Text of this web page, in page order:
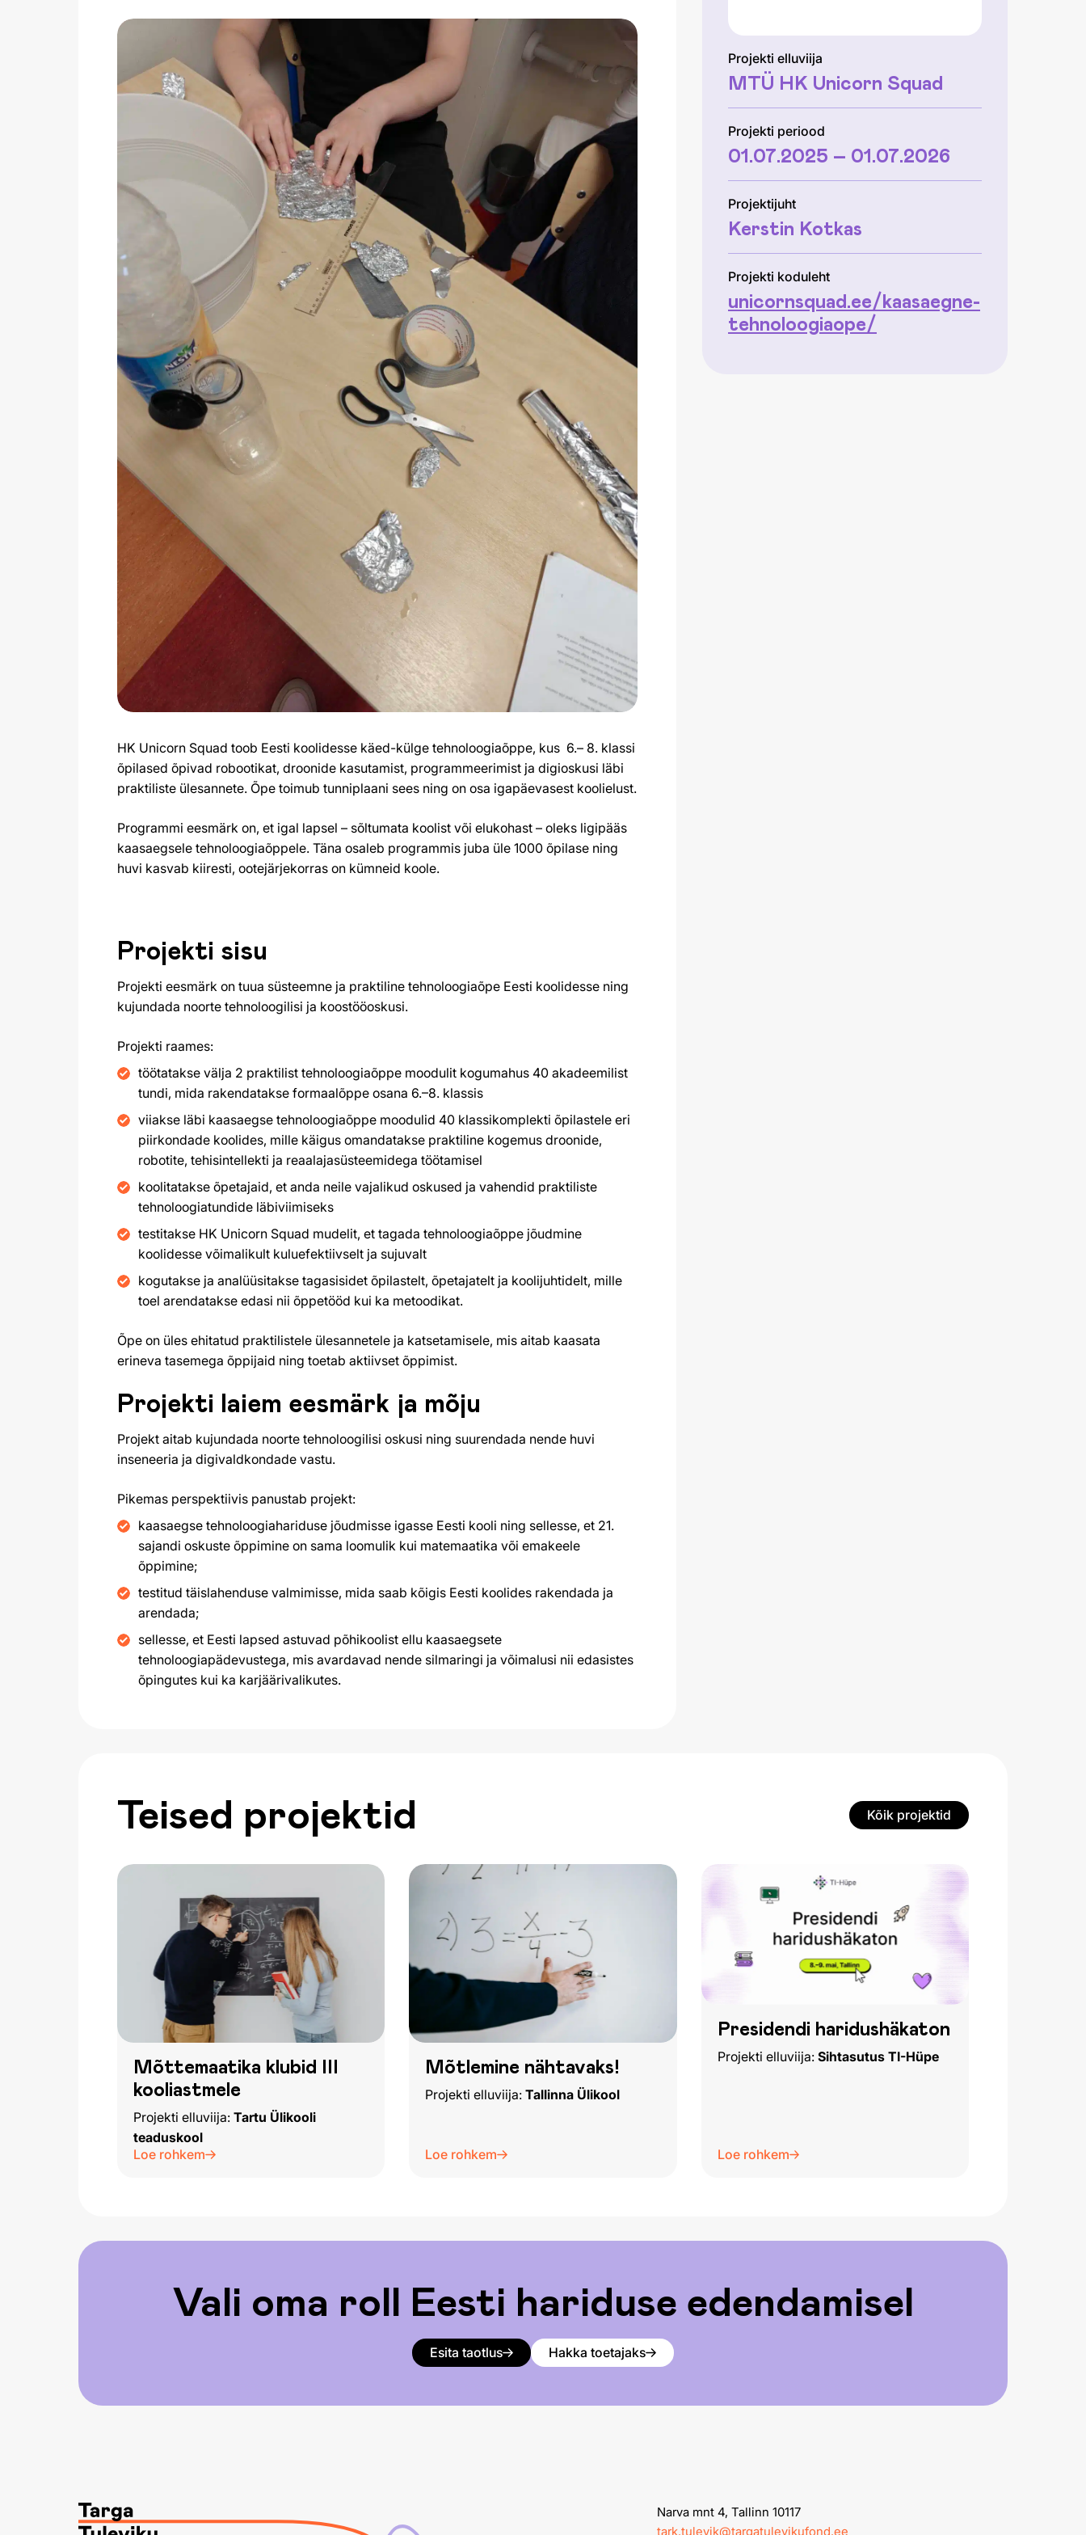
HK Unicorn Squad toob Eesti koolidesse käed-külge tehnoloogiaõppe, kus 6.– 8. klassi
õpilased õpivad robootikat, droonide kasutamist, programmeerimist ja digioskusi läbi
praktiliste ülesannete. Õpe toimub tunniplaani sees ning on osa igapäevasest koolielust.
Programmi eesmärk on, et igal lapsel – sõltumata koolist või elukohast – oleks ligipääs
kaasaegsele tehnoloogiaõppele. Täna osaleb programmis juba üle 1000 õpilase ning
huvi kasvab kiiresti, ootejärjekorras on kümneid koole.
Projekti sisu
Projekti eesmärk on tuua süsteemne ja praktiline tehnoloogiaõpe Eesti koolidesse ning
kujundada noorte tehnoloogilisi ja koostööoskusi.
Projekti raames:
töötatakse välja 2 praktilist tehnoloogiaõppe moodulit kogumahus 40 akadeemilist
tundi, mida rakendatakse formaalõppe osana 6.–8. klassis
viiakse läbi kaasaegse tehnoloogiaõppe moodulid 40 klassikomplekti õpilastele eri
piirkondade koolides, mille käigus omandatakse praktiline kogemus droonide,
robotite, tehisintellekti ja reaalajasüsteemidega töötamisel
koolitatakse õpetajaid, et anda neile vajalikud oskused ja vahendid praktiliste
tehnoloogiatundide läbiviimiseks
testitakse HK Unicorn Squad mudelit, et tagada tehnoloogiaõppe jõudmine
koolidesse võimalikult kuluefektiivselt ja sujuvalt
kogutakse ja analüüsitakse tagasisidet õpilastelt, õpetajatelt ja koolijuhtidelt, mille
toel arendatakse edasi nii õppetööd kui ka metoodikat.
Õpe on üles ehitatud praktilistele ülesannetele ja katsetamisele, mis aitab kaasata
erineva tasemega õppijaid ning toetab aktiivset õppimist.
Projekti laiem eesmärk ja mõju
Projekt aitab kujundada noorte tehnoloogilisi oskusi ning suurendada nende huvi
inseneeria ja digivaldkondade vastu.
Pikemas perspektiivis panustab projekt:
kaasaegse tehnoloogiahariduse jõudmisse igasse Eesti kooli ning sellesse, et 21.
sajandi oskuste õppimine on sama loomulik kui matemaatika või emakeele
õppimine;
testitud täislahenduse valmimisse, mida saab kõigis Eesti koolides rakendada ja
arendada;
sellesse, et Eesti lapsed astuvad põhikoolist ellu kaasaegsete
tehnoloogiapädevustega, mis avardavad nende silmaringi ja võimalusi nii edasistes
õpingutes kui ka karjäärivalikutes.
Projekti elluviija
MTÜ HK Unicorn Squad
Projekti periood
01.07.2025 – 01.07.2026
Projektijuht
Kerstin Kotkas
Projekti koduleht
unicornsquad.ee/kaasaegne-
tehnoloogiaope/
Teised projektid Kõik projektid
Mõttemaatika klubid III
kooliastmele
Projekti elluviija: Tartu Ülikooli
teaduskool
Loe rohkem
Mõtlemine nähtavaks!
Projekti elluviija:Tallinna Ülikool
Loe rohkem
Presidendi haridushäkaton
Projekti elluviija: Sihtasutus TI-Hüpe
Loe rohkem
Vali oma roll Eesti hariduse edendamisel
Esita taotlus Hakka toetajaks
Narva mnt 4, Tallinn 10117
tark.tulevik@targatulevikufond.ee